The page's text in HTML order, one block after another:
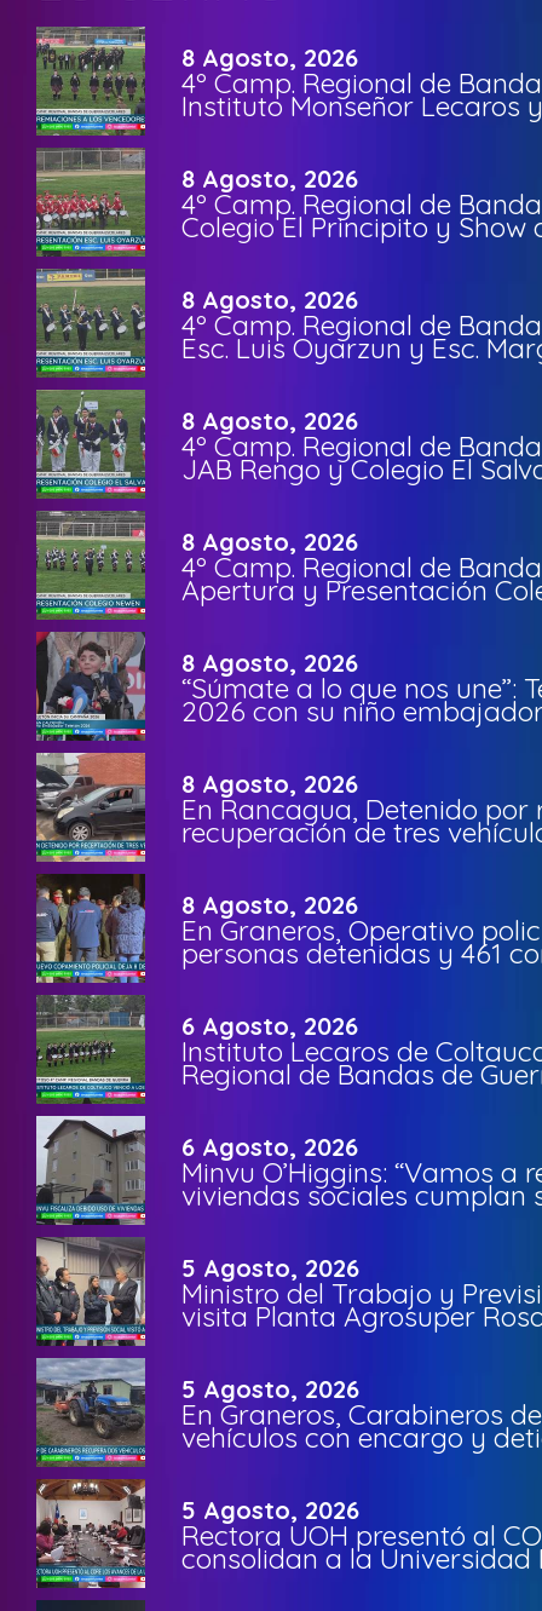
8 Agosto, 2026
4º Camp. Regional de
Instituto Monseñor Lecaros
8 Agosto, 2026
4º Camp. Regional de
Colegio El Principito y Show
8 Agosto, 2026
4º Camp. Regional de
Esc. Luis Oyarzun y Esc.
8 Agosto, 2026
4º Camp. Regional de
JAB Rengo y Colegio El
8 Agosto, 2026
4º Camp. Regional de
Apertura y Presentación
8 Agosto, 2026
“Súmate a lo que nos une”:
2026 con su niño
8 Agosto, 2026
En Rancagua, Detenido por
recuperación de tres
8 Agosto, 2026
En Graneros, Operativo
personas detenidas y 461
6 Agosto, 2026
Instituto Lecaros de
Regional de Bandas de
6 Agosto, 2026
Minvu O’Higgins: “Vamos a
viviendas sociales cumplan
5 Agosto, 2026
Ministro del Trabajo y
visita Planta Agrosuper
5 Agosto, 2026
En Graneros, Carabineros
vehículos con encargo y
5 Agosto, 2026
Rectora UOH presentó al
consolidan a la Universidad